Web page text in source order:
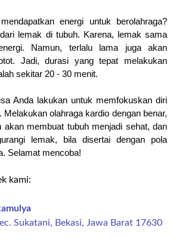
energi untuk berolahraga?
lemak di tubuh. Karena, lemak sama
Namun, terlalu lama juga akan
Jadi, durasi yang tepat melakukan
sekitar 20 - 30 menit.
Anda lakukan untuk memfokuskan diri
Melakukan olahraga kardio dengan benar,
akan membuat tubuh menjadi sehat, dan
lemak, bila disertai dengan pola
Selamat mencoba!
kami:
Sukatani, Bekasi, Jawa Barat 17630